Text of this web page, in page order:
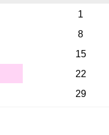
1
8
15
22
29